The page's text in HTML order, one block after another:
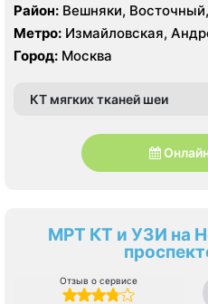
Район: Вешняки,
Гольяново, Ивановское,
Ухтомский, Метрогородок,
Перово, Преображенское,
Метро: Измайловская,
Новогиреево, Новокосино,
Соколиная гора, Шоссе
Город: Москва
КТ мягких тканей шеи
МРТ КТ и УЗИ на
Отзыв о сервисе